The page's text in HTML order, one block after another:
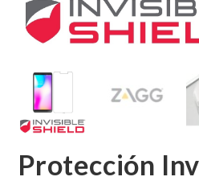
Protección